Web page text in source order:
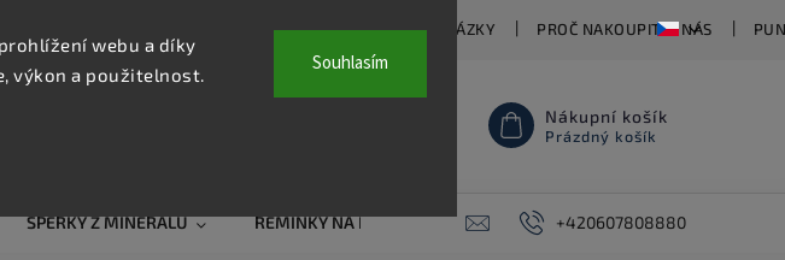
webu a díky
výkon a použitelnost.
Souhlasím
ČASTO KLADENÉ OTÁZKY PROČ NAKOUPIT U NÁS
Nákupní košík
Prázdný košík
ŠPERKY Z MINERÁLŮ ŘEMÍNKY NA HODINKY AKCE PIERCING
+420607808880